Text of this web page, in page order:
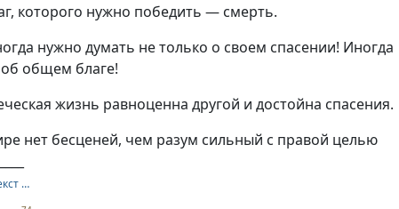
которого нужно победить — смерть.
нужно думать не только о своем спасении! Иногда
общем благе!
жизнь равноценна другой и достойна спасения.
нет бесценей, чем разум сильный с правой целью
…